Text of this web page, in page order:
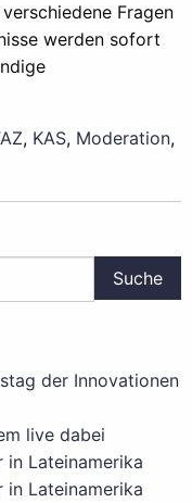
Fragen
werden sofort
, KAS, Moderation,
der Innovationen
live dabei
in Lateinamerika
in Lateinamerika